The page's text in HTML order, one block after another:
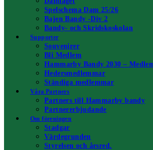
Spelschema Dam 25/26
Bajen Bandy -Div 2
Bandy- och Skridskoskolan
Supporter
Souvenirer
Bli Medlem
Hammarby Bandy 2030 –
Hedersmedlemmar
Ständiga medlemmar
Våra Partners
Partners till Hammarby bandy
Partnererbjudande
Om föreningen
Stadgar
Värdegrunden
Styrelsen och årsred.